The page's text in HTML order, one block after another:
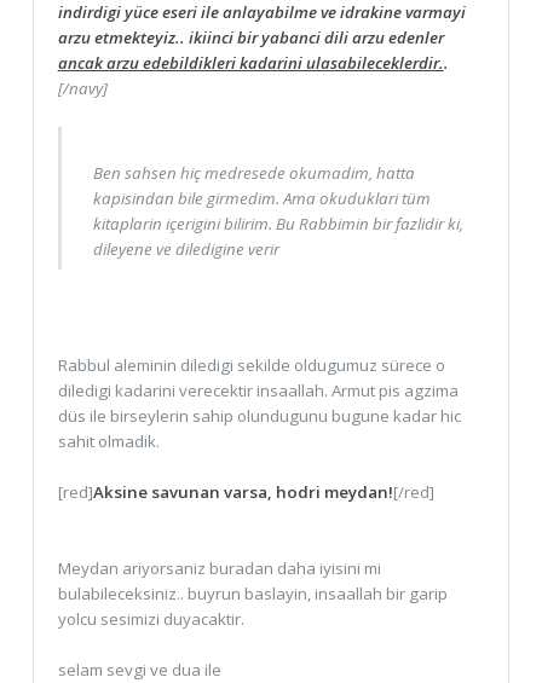
indirdigi yüce eseri ile anlayabilme ve idrakine varmayi
arzu etmekteyiz.. ikiinci bir yabanci dili arzu edenler
ancak arzu edebildikleri kadarini ulasabileceklerdir..
[/navy]
Ben sahsen hiç medresede okumadim, hatta
kapisindan bile girmedim. Ama okuduklari tüm
kitaplarin içerigini bilirim. Bu Rabbimin bir fazlidir ki,
dileyene ve diledigine verir
Rabbul aleminin diledigi sekilde oldugumuz sürece o
diledigi kadarini verecektir insaallah. Armut pis agzima
düs ile birseylerin sahip olundugunu bugune kadar hic
sahit olmadik.
[red]Aksine savunan varsa, hodri meydan![/red]
Meydan ariyorsaniz buradan daha iyisini mi
bulabileceksiniz.. buyrun baslayin, insaallah bir garip
yolcu sesimizi duyacaktir.
selam sevgi ve dua ile